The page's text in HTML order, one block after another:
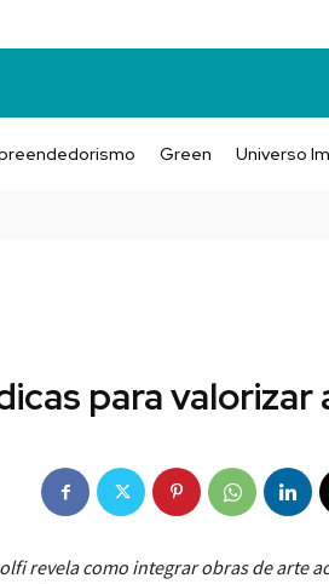
Green Universo
para valorizar
revela como integrar obras de arte